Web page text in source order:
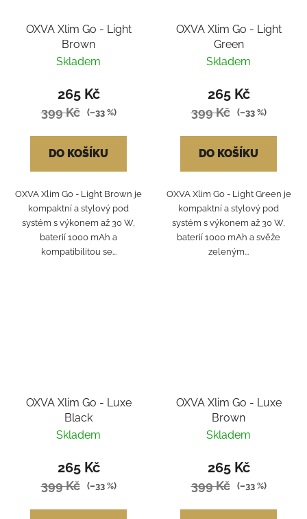
OXVA Xlim Go - Light
Brown
Skladem
265 Kč
399 Kč (–33 %)
DO KOŠÍKU
OXVA Xlim Go - Light Brown je
kompaktní a stylový pod
systém s výkonem až 30 W,
baterií 1000 mAh a
kompatibilitou se...
OXVA Xlim Go - Light
Green
Skladem
265 Kč
399 Kč (–33 %)
DO KOŠÍKU
OXVA Xlim Go - Light Green je
kompaktní a stylový pod
systém s výkonem až 30 W,
baterií 1000 mAh a svěže
zeleným...
OXVA Xlim Go - Luxe
Black
Skladem
265 Kč
399 Kč (–33 %)
OXVA Xlim Go - Luxe
Brown
Skladem
265 Kč
399 Kč (–33 %)